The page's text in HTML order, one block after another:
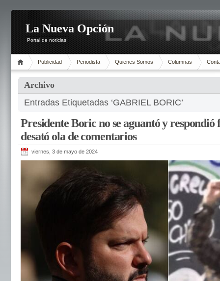
La Nueva Opción
Portal de noticias
Publicidad Periodista Quienes Somos Columnas
Archivo
Entradas Etiquetadas ‘GABRIEL BORIC’
Presidente Boric no se aguantó y
desató ola de comentarios
viernes, 3 de mayo de 2024